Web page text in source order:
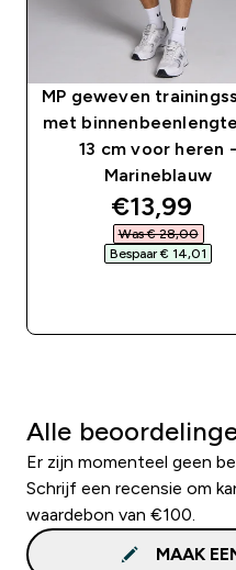
MP geweven
met
13 cm voor heren -
Marineblauw
€13,99‎
Was € 28,00‎
Bespaar € 14,01‎
Alle
Er zijn momenteel geen
Schrijf een recensie om
waardebon van €100.
MAAK